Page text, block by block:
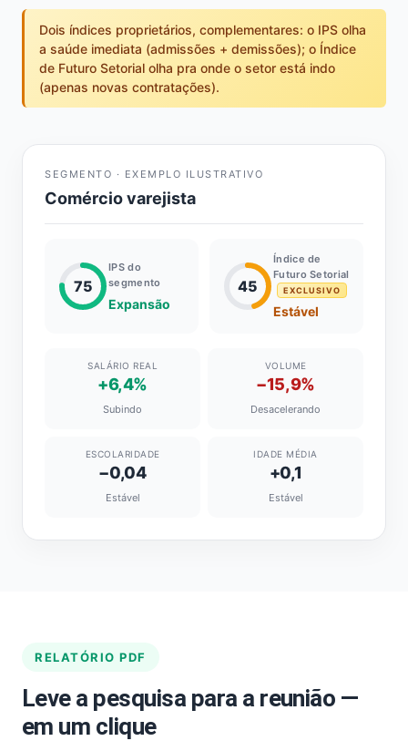
Dois índices proprietários, complementares: o IPS olha
a saúde imediata (admissões + demissões); o Índice
de Futuro Setorial olha pra onde o setor está indo
(apenas novas contratações).
SEGMENTO · EXEMPLO ILUSTRATIVO
Comércio varejista
75
IPS do
segmento
Expansão
45
Índice de
Futuro Setorial
EXCLUSIVO
Estável
SALÁRIO REAL
+6,4%
Subindo
VOLUME
−15,9%
Desacelerando
ESCOLARIDADE
−0,04
Estável
IDADE MÉDIA
+0,1
Estável
RELATÓRIO PDF
Leve a pesquisa para a reunião —
em um clique